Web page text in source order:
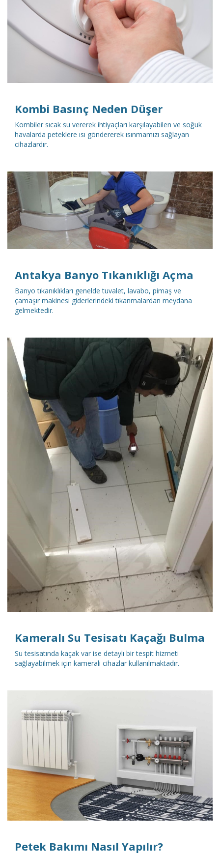
DETAYLI İNCELE
Kombi Basınç Neden Düşer
Kombiler sıcak su vererek ihtiyaçları karşılayabilen ve soğuk
havalarda peteklere ısı göndererek ısınmamızı sağlayan
cihazlardır.
DETAYLI İNCELE
Antakya Banyo Tıkanıklığı Açma
Banyo tıkanıklıkları genelde tuvalet, lavabo, pimaş ve
çamaşır makinesi giderlerindeki tıkanmalardan meydana
gelmektedir.
DETAYLI İNCELE
Kameralı Su Tesisatı Kaçağı Bulma
Su tesisatında kaçak var ise detaylı bir tespit hizmeti
sağlayabilmek için kameralı cihazlar kullanılmaktadır.
DETAYLI İNCELE
Petek Bakımı Nasıl Yapılır?